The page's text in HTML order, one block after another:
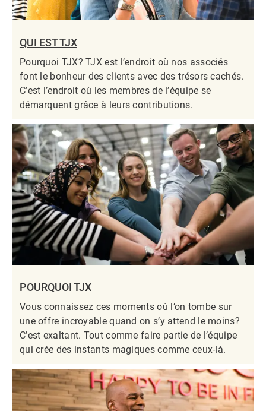
QUI EST TJX
Pourquoi TJX? TJX est l’endroit où nos associés
font le bonheur des clients avec des trésors cachés.
C’est l’endroit où les membres de l’équipe se
démarquent grâce à leurs contributions.​​​​​​​
POURQUOI TJX
Vous connaissez ces moments où l’on tombe sur
une offre incroyable quand on s’y attend le moins?
C’est exaltant. Tout comme faire partie de l’équipe
qui crée des instants magiques comme ceux-là.​​​​​​​